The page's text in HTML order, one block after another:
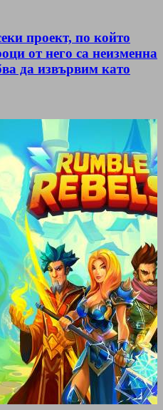
проект, по който
от него са неизменна
да извървим като